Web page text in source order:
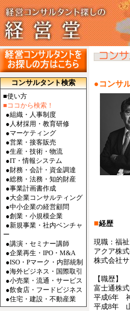
コンサルタント検索
■使い方
■ココから検索！
●組織・人事制度
● 人材採用・教育研修
●マーケティング
●営業・接客販売
●生産・技術・物流
●IT・情報システム
●財務・会計・資金調達
●総務・法務・知的財産
●事業計画書作成
●大企業コンサルティング
●中小企業の経営顧問
●創業・小規模企業
●新規事業・社内ベンチャ
ー
●講演・セミナー講師
●企業再生・IPO・M&A
●ISO・Pマーク・内部統制
●海外ビジネス・国際取引
●小売業・流通・サービス
●飲食店・フードビジネス
●住宅・建設・不動産業
●コンサ
■経歴
現職：福
アクア株
株式会社
【職歴】
富士通株
平成6年
平成8年